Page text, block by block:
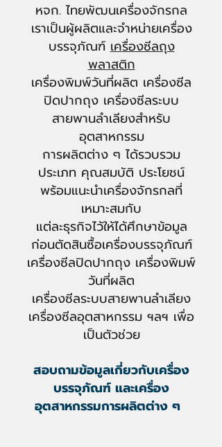
หจก. ไทยพัฒนเครื่องจักรกล
เราเป็นผู้ผลิตและจำหน่ายเครื่อง
บรรจุภัณฑ์ เครื่องซีลถุง
พลาสติก
เครื่องพิมพ์วันที่ผลิต เครื่องซีล
ปิดปากถุง เครื่องซีลระบบ
สายพานลำเลียงสำหรับ
อุตสาหกรรม
การผลิตต่าง ๆ ได้รวบรวม
ประเภท คุณสมบัติ ประโยชน์
พร้อมแนะนำเครื่องจักรกลที่
เหมาะสมกับ
แต่ละธุรกิจไว้ให้ได้ศึกษาข้อมูล
ก่อนตัดสินซื้อเครื่องบรรจุภัณฑ์
เครื่องซีลปิดปากถุง เครื่องพิมพ์
วันที่ผลิต
เครื่องซีลระบบสายพานลำเลียง
เครื่องซีลอุตสาหกรรม ฯลฯ เพื่อ
เป็นตัวช่วย
สอบถามข้อมูลเกี่ยวกับเครื่อง
บรรจุภัณฑ์ และเครื่อง
อุตสาหกรรมการผลิตต่าง ๆ